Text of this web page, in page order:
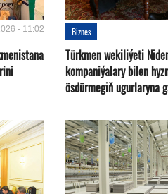
- 11:02 Biznes
Türkmen wekiliýeti
kompaniýalary bilen
ösdürmegiň ugurlaryna